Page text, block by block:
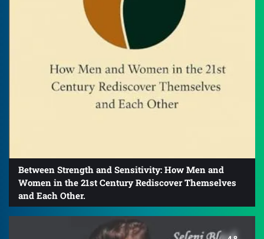
Between Strength and Sensitivity: How Men and
Women in the 21st Century Rediscover Themselves
and Each Other.